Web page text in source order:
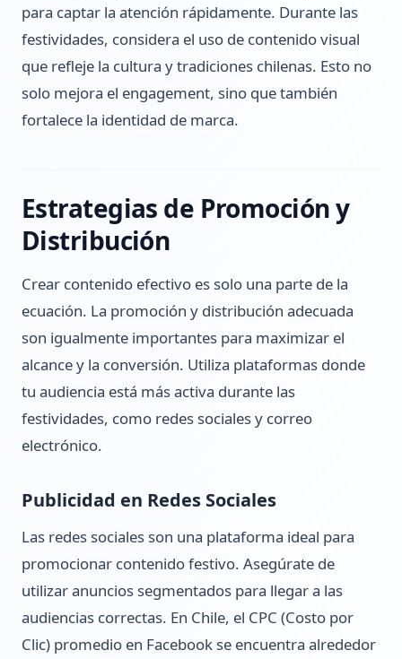
para captar la atención rápidamente. Durante las
festividades, considera el uso de contenido visual
que refleje la cultura y tradiciones chilenas. Esto no
solo mejora el engagement, sino que también
fortalece la identidad de marca.
Estrategias de Promoción y
Distribución
Crear contenido efectivo es solo una parte de la
ecuación. La promoción y distribución adecuada
son igualmente importantes para maximizar el
alcance y la conversión. Utiliza plataformas donde
tu audiencia está más activa durante las
festividades, como redes sociales y correo
electrónico.
Publicidad en Redes Sociales
Las redes sociales son una plataforma ideal para
promocionar contenido festivo. Asegúrate de
utilizar anuncios segmentados para llegar a las
audiencias correctas. En Chile, el CPC (Costo por
Clic) promedio en Facebook se encuentra alrededor